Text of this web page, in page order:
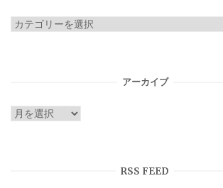
カ
アーカイブ
ア
RSS FEED